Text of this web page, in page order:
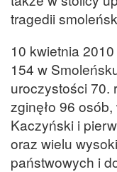
tragedii
10 kwietnia
154 w
uroczystości 70.
zginęło 96
Kaczyński i
oraz wielu
państwowych i